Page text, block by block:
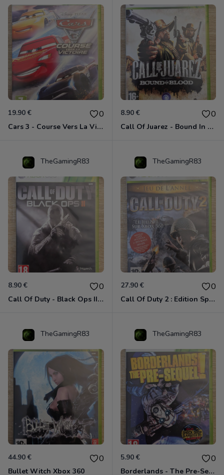
19.90 € 0
Cars 3 - Course Vers La Victoire Xbox 360
8.90 € 0
Call Of Juarez - Bound In Blood Xbox 360
TheGamingR83
8.90 € 0
Call Of Duty - Black Ops II Xbox 360
TheGamingR83
27.90 € 0
Call Of Duty 2 : Edition Spéciale Xbox 360 GOTY
TheGamingR83
44.90 € 0
Bullet Witch Xbox 360
TheGamingR83
5.90 € 0
Borderlands - The Pre-Sequel ! Xbox 360